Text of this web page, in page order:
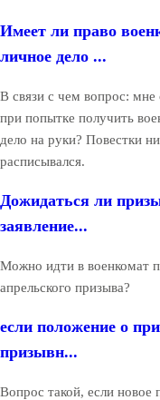
Имеет ли право
личное дело ...
В связи с чем вопрос: мне
при попытке получить
дело на руки? Повестки
расписывался.
Дожидаться ли
заявление...
Можно идти в военкомат
апрельского призыва?
если положение о
призывн...
Вопрос такой, если